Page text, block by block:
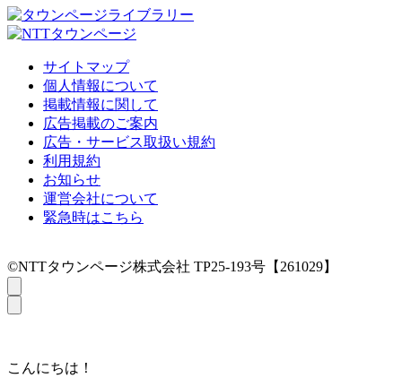
サイトマップ
個人情報について
掲載情報に関して
広告掲載のご案内
広告・サービス取扱い規約
利用規約
お知らせ
運営会社について
緊急時はこちら
©NTTタウンページ株式会社 TP25-193号【261029】
こんにちは！